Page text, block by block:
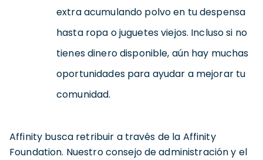
extra acumulando polvo en tu despensa
hasta ropa o juguetes viejos. Incluso si no
tienes dinero disponible, aún hay muchas
oportunidades para ayudar a mejorar tu
comunidad.
Affinity busca retribuir a través de la Affinity
Foundation. Nuestro consejo de administración y el